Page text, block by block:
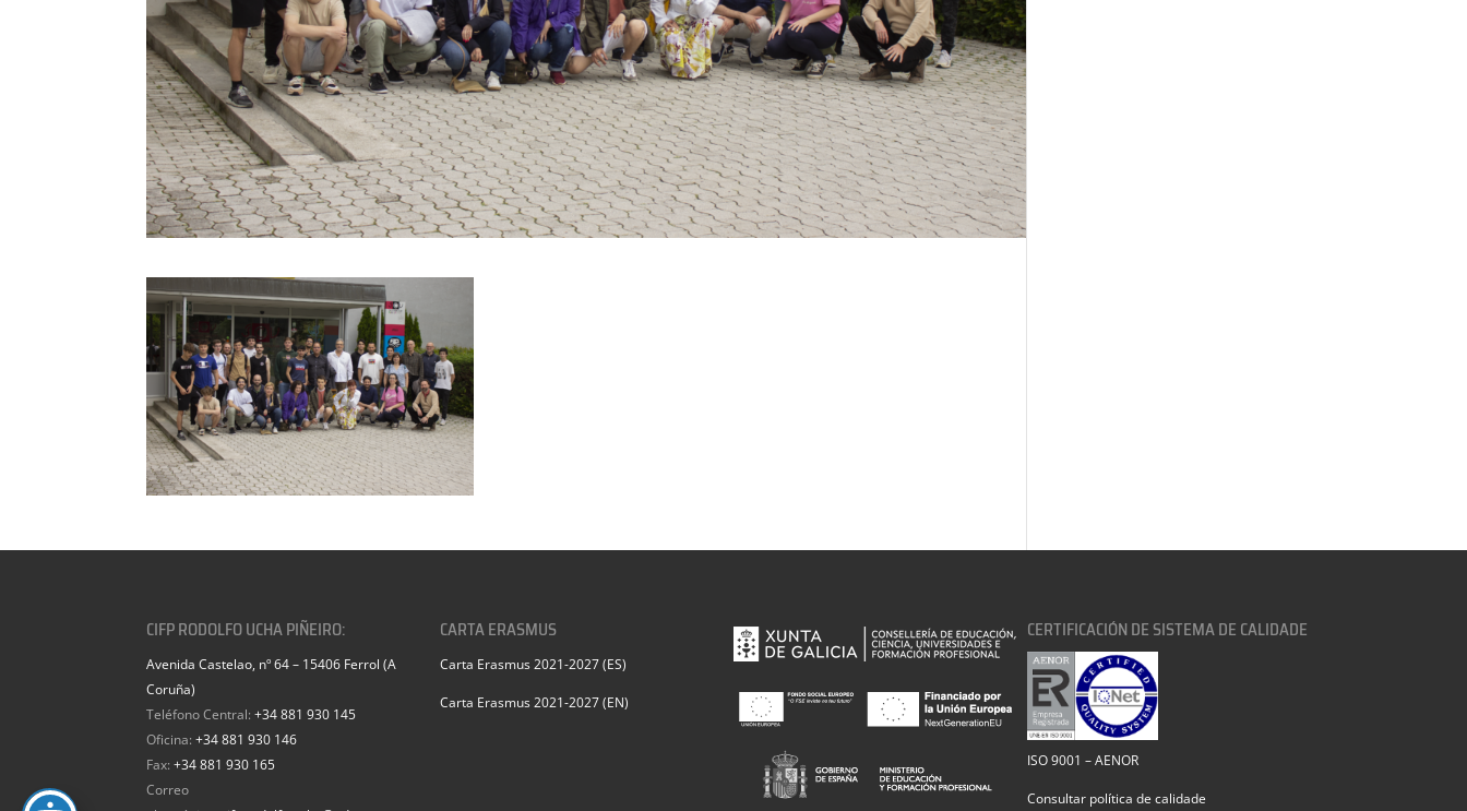
CIFP RODOLFO UCHA PIÑEIRO:
Avenida Castelao, nº 64 – 15406 Ferrol (A
Coruña)
Teléfono Central:+34 881 930 145
Oficina:+34 881 930 146
Fax:+34 881 930 165
Correo
CARTA ERASMUS
Carta Erasmus 2021-2027 (ES)
Carta Erasmus 2021-2027 (EN)
CERTIFICACIÓN DE SISTEMA DE CALIDADE
ISO 9001 – AENOR
Consultar política de calidade